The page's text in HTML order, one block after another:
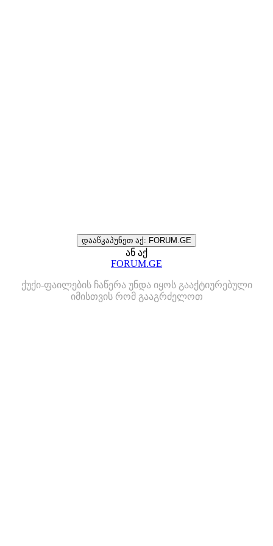
დააწკაპუნეთ აქ: FORUM.GE
ან აქ
FORUM.GE
ქუქი-ფაილების ჩაწერა უნდა იყოს გააქტიურებული
იმისთვის რომ გააგრძელოთ